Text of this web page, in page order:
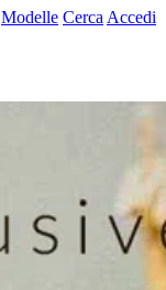
Modelle Cerca Accedi